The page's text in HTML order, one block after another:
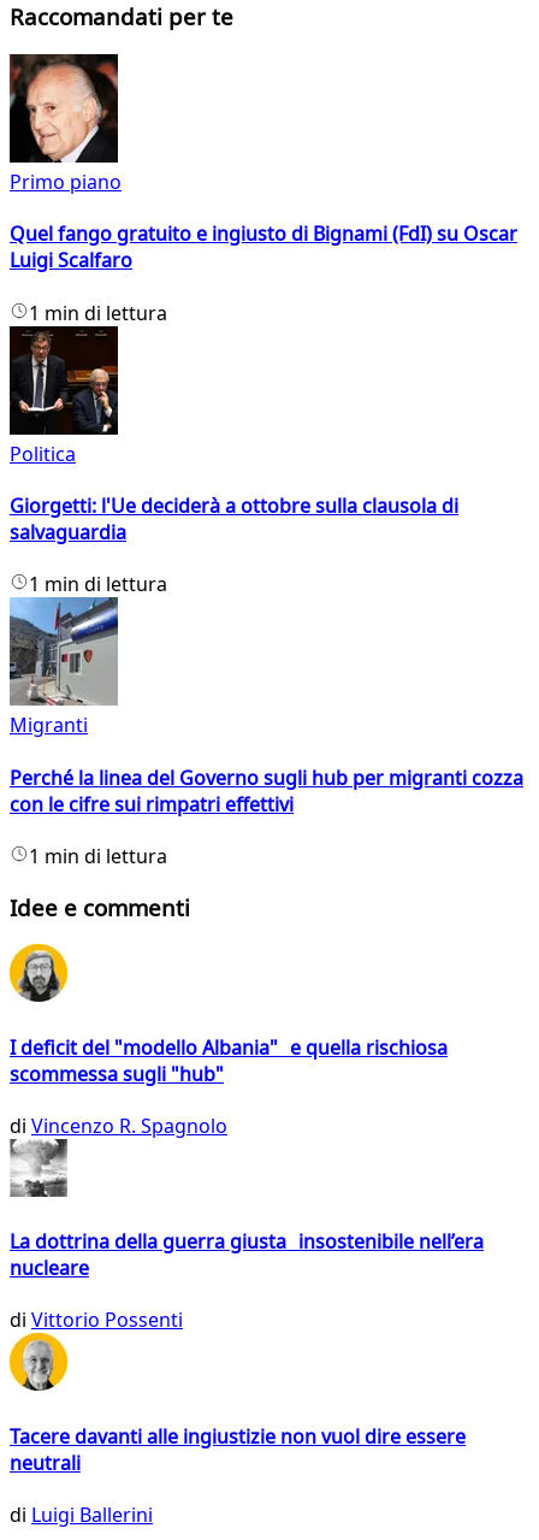
Raccomandati per te
Primo piano
Quel fango gratuito e ingiusto di Bignami (FdI) su Oscar
Luigi Scalfaro
1 min di lettura
Politica
Giorgetti: l'Ue deciderà a ottobre sulla clausola di
salvaguardia
1 min di lettura
Migranti
Perché la linea del Governo sugli hub per migranti cozza
con le cifre sui rimpatri effettivi
1 min di lettura
Idee e commenti
I deficit del "modello Albania" e quella rischiosa
scommessa sugli "hub"
di Vincenzo R. Spagnolo
La dottrina della guerra giusta insostenibile nell’era
nucleare
di Vittorio Possenti
Tacere davanti alle ingiustizie non vuol dire essere
neutrali
di Luigi Ballerini